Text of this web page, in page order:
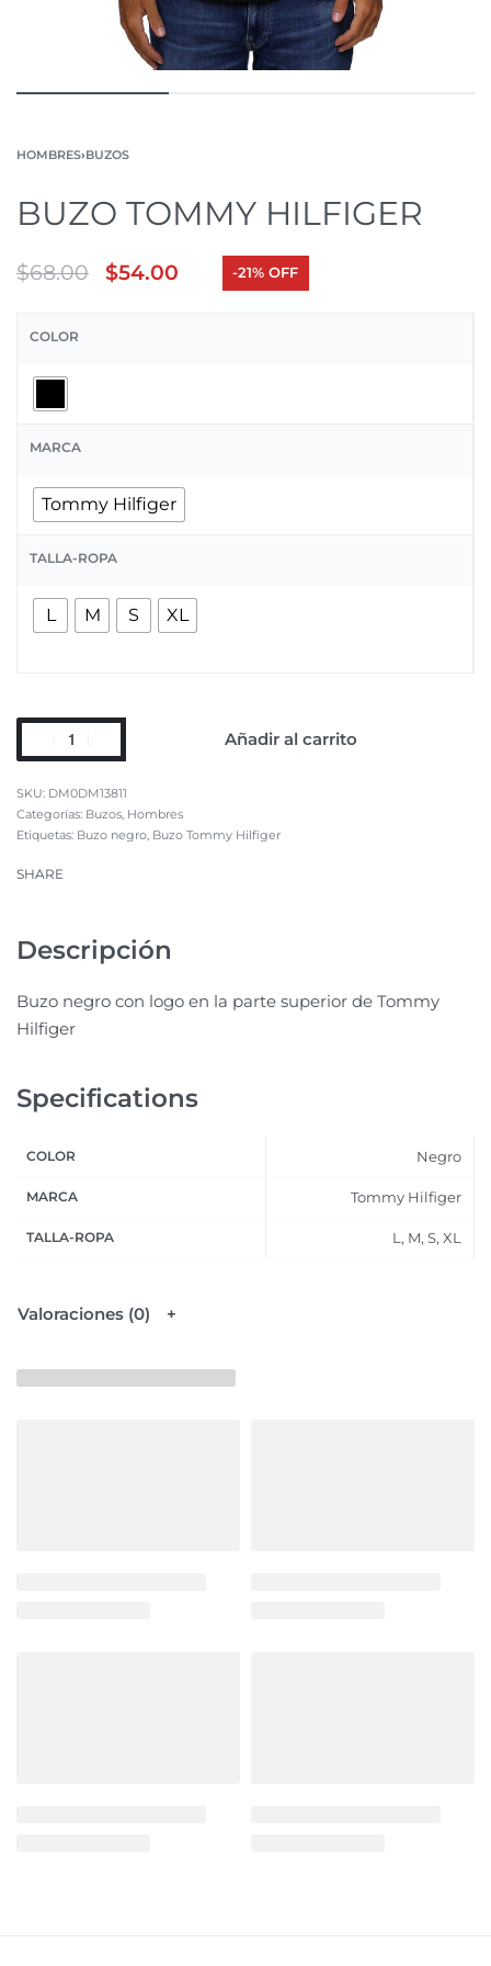
HOMBRES›BUZOS
BUZO TOMMY HILFIGER
$68.00 $54.00 -21% OFF
COLOR
MARCA
Tommy Hilfiger
TALLA-ROPA
L M S XL
Añadir al carrito
DM0DM13811
Categorías: Buzos Hombres
Etiquetas: Buzo negro Buzo Tommy Hilfiger
SHARE
Descripción
Buzo negro con logo en la parte superior de Tommy
Hilfiger
Specifications
COLOR Negro
MARCA Tommy Hilfiger
TALLA-ROPA L, M, S, XL
Valoraciones (0)